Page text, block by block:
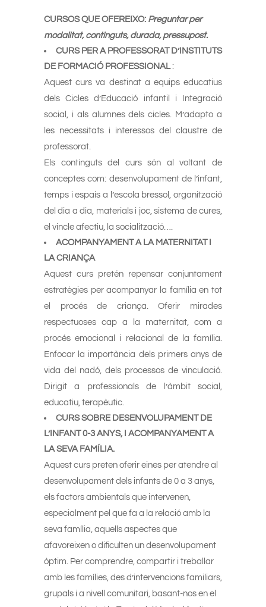
CURSOS QUE OFEREIXO: Preguntar per
modalitat, continguts, durada, pressupost.
CURS PER A PROFESSORAT D’INSTITUTS
DE FORMACIÓ PROFESSIONAL:
Aquest curs va destinat a equips educatius
dels Cicles d’Educació infantil i Integració
social, i als alumnes dels cicles. M’adapto a
les necessitats i interessos del claustre de
professorat.
Els continguts del curs són al voltant de
conceptes com: desenvolupament de l’infant,
temps i espais a l’escola bressol, organització
del dia a dia, materials i joc, sistema de cures,
el vincle afectiu, la socialització….
ACOMPANYAMENT A LA MATERNITAT I
LA CRIANÇA
Aquest curs pretén repensar conjuntament
estratègies per acompanyar la família en tot
el procés de criança. Oferir mirades
respectuoses cap a la maternitat, com a
procés emocional i relacional de la família.
Enfocar la importància dels primers anys de
vida del nadó, dels processos de vinculació.
Dirigit a professionals de l’àmbit social,
educatiu, terapèutic.
CURS SOBRE DESENVOLUPAMENT DE
L’INFANT 0-3 ANYS, I ACOMPANYAMENT A
LA SEVA FAMÍLIA.
Aquest curs preten oferir eines per atendre al
desenvolupament dels infants de 0 a 3 anys,
els factors ambientals que intervenen,
especialment pel que fa a la relació amb la
seva família, aquells aspectes que
afavoreixen o dificulten un desenvolupament
òptim. Per comprendre, compartir i treballar
amb les famílies, des d’intervencions familiars,
grupals i a nivell comunitari, basant-nos en el